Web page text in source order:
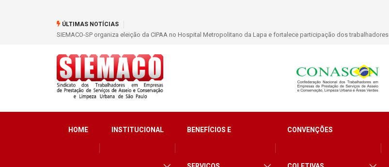
ÚLTIMAS NOTÍCIAS
SIEMACO-SP organiza eleição da CIPAA no Hospital Metropolitano da Lapa e fortalece participação dos trabalhadores
HOME INSTITUCIONAL BENEFÍCIOS E CONVENÇÕES